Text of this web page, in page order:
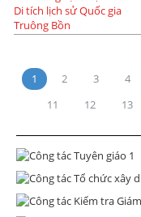
1 2 3 4
11
12 13